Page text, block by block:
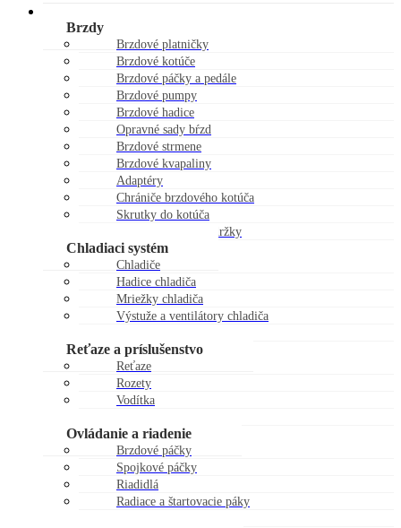
Brzdy
Brzdové platničky
Brzdové kotúče
Brzdové páčky a pedále
Brzdové pumpy
Brzdové hadice
Opravné sady bŕzd
Brzdové strmene
Brzdové kvapaliny
Adaptéry
Chrániče brzdového kotúča
Skrutky do kotúča
Viečka brzdovej nádržky
Chladiaci systém
Chladiče
Hadice chladiča
Mriežky chladiča
Výstuže a ventilátory chladiča
Reťaze a príslušenstvo
Reťaze
Rozety
Vodítka
Ovládanie a riadenie
Brzdové páčky
Spojkové páčky
Riadidlá
Radiace a štartovacie páky